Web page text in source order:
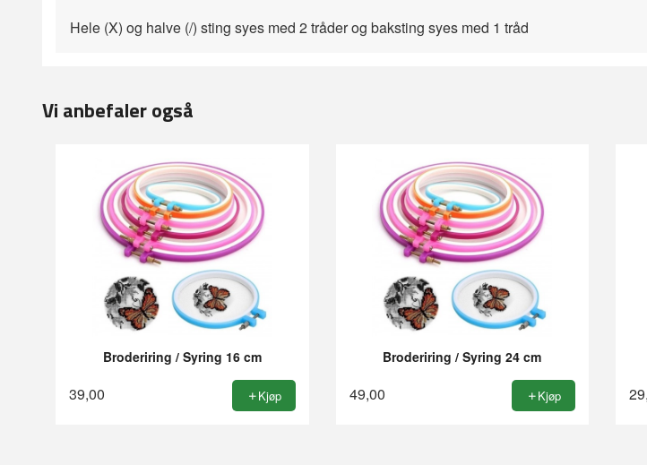
Hele (X) og halve (/) sting syes med 2 tråder og baksting syes med 1 tråd
Vi anbefaler også
Broderiring / Syring 16 cm
39,00 Kjøp
Broderiring / Syring 24 cm
49,00 Kjøp